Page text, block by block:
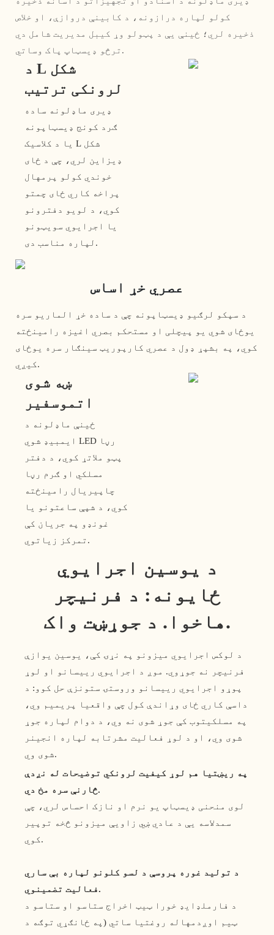
کولو لپاره درازونه، د کابینې دروازې، او خلاص
ذخیره لري؛ ځینې یې د پټولو وړ کیبل مدیریت شامل دي
ترڅو ډیسټاپ پاک وساتي.
د L شکل
لرونکی ترتیب
ډیری ماډلونه ساده
ګرد کونج ډیسټاپونه
یا د کلاسیک L شکل
ډیزاین لري، چې د ځای
خوندي کولو پرمهال
پراخه کاري ځای چمتو
کوي، د لویو دفترونو
یا اجرایوي سویټونو
لپاره مناسب دی.
عصري خړ اساس
د سپکو لرګیو ډیسټاپونه چې د ساده خړ الماریو سره
یوځای شوي یو پیچلی او مستحکم بصري اغیزه رامینځته
کوي، په بشپړ ډول د عصري کارپوریټ سینګار سره یوځای
کیږي.
ښه شوی
اتموسفیر
ځینې ​​ماډلونه د
ایمبیډ شوي LED رڼا
پټو ملاتړ کوي، د دفتر
مسلکي او ګرم رڼا
چاپیریال رامینځته
کوي، د شپې ساعتونو یا
غونډو په جریان کې
تمرکز زیاتوي.
د یوسین اجرایوي
ځایونه: د فرنیچر
هاخوا. د جوړښت واک.
د لوکس اجرایوي میزونو په نړۍ کې، یوسین یوازې
فرنیچر نه جوړوي. موږ د اجرایوي رییسانو او لوړ
پوړو اجرایوي رییسانو وروستۍ ستونزې حل کوو: د
داسې کاري ځای وړاندې کول چې واقعیا پریمیم وي،
په مسلکيتوب کې جوړ شوی نه وي، د دوام لپاره جوړ
شوی وي، او د لوړ فعالیت مشرتابه لپاره انجینر
شوی وي.
په ریښتیا هم لوړ کیفیت لرونکي توضیحات له نږدې
څارنې سره مخ دي.
لوی منحنی ډیسټاپ یو نرم او نازک احساس لري، چې
سمدلاسه یې د عادي ښي زاویې میزونو څخه توپیر
کوي.
د تولید غوره پروسې د لسو کلونو لپاره بې ساري
فعالیت تضمینوي.
د فارملډایډ خورا ټیټ اخراج ستاسو او ستاسو د
ټیم اوږدمهاله روغتیا ساتي (په ځانګړي توګه د